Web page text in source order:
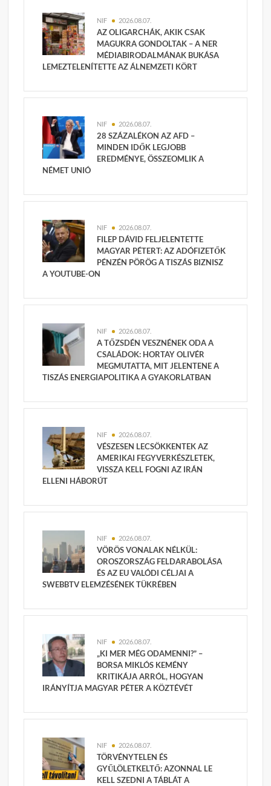
NIF 2026.08.07.
AZ OLIGARCHÁK, AKIK CSAK
MAGUKRA GONDOLTAK – A NER
MÉDIABIRODALMÁNAK BUKÁSA
LEMEZTELENÍTETTE AZ ÁLNEMZETI KÖRT
NIF 2026.08.07.
28 SZÁZALÉKON AZ AFD –
MINDEN IDŐK LEGJOBB
EREDMÉNYE, ÖSSZEOMLIK A
NÉMET UNIÓ
NIF 2026.08.07.
FILEP DÁVID FELJELENTETTE
MAGYAR PÉTERT: AZ ADÓFIZETŐK
PÉNZÉN PÖRÖG A TISZÁS BIZNISZ
A YOUTUBE-ON
NIF 2026.08.07.
A TŐZSDÉN VESZNÉNEK ODA A
CSALÁDOK: HORTAY OLIVÉR
MEGMUTATTA, MIT JELENTENE A
TISZÁS ENERGIAPOLITIKA A GYAKORLATBAN
NIF 2026.08.07.
VÉSZESEN LECSÖKKENTEK AZ
AMERIKAI FEGYVERKÉSZLETEK,
VISSZA KELL FOGNI AZ IRÁN
ELLENI HÁBORÚT
NIF 2026.08.07.
VÖRÖS VONALAK NÉLKÜL:
OROSZORSZÁG FELDARABOLÁSA
ÉS AZ EU VALÓDI CÉLJAI A
SWEBBTV ELEMZÉSÉNEK TÜKRÉBEN
NIF 2026.08.07.
„KI MER MÉG ODAMENNI?” –
BORSA MIKLÓS KEMÉNY
KRITIKÁJA ARRÓL, HOGYAN
IRÁNYÍTJA MAGYAR PÉTER A KÖZTÉVÉT
NIF 2026.08.07.
TÖRVÉNYTELEN ÉS
GYŰLÖLETKELTŐ: AZONNAL LE
KELL SZEDNI A TÁBLÁT A